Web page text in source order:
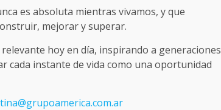
es absoluta mientras vivamos, y que
mejorar y superar.
hoy en día, inspirando a generaciones
cada instante de vida como una oportunidad